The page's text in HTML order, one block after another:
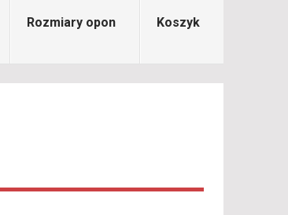
Rozmiary opon Koszyk